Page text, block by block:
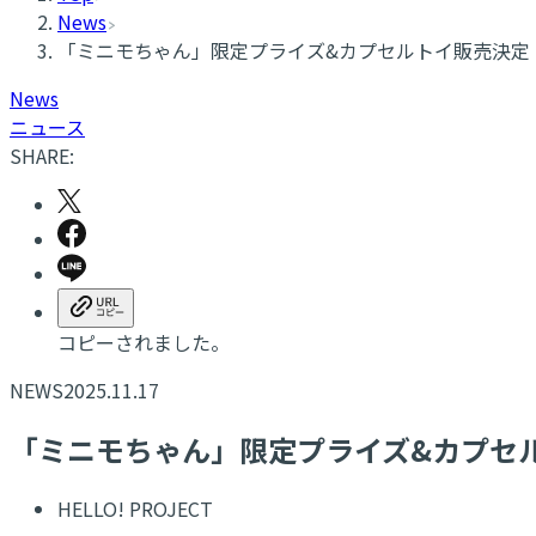
News
「ミニモちゃん」限定プライズ&カプセルトイ販売決定
News
ニュース
SHARE:
コピーされました。
NEWS2025.11.17
「ミニモちゃん」限定プライズ&カプセ
HELLO! PROJECT